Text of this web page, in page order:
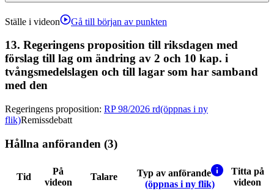
Ställe i videon Gå till början av punkten
13. Regeringens proposition till riksdagen med
förslag till lag om ändring av 2 och 10 kap. i
tvångsmedelslagen och till lagar som har samband
med den
Regeringens proposition: RP 98/2026 rd(öppnas i ny
flik)Remissdebatt
Hållna anföranden (3)
Tid
På
videon
Talare
Typ av anförande
(öppnas i ny flik)
Titta på
videon